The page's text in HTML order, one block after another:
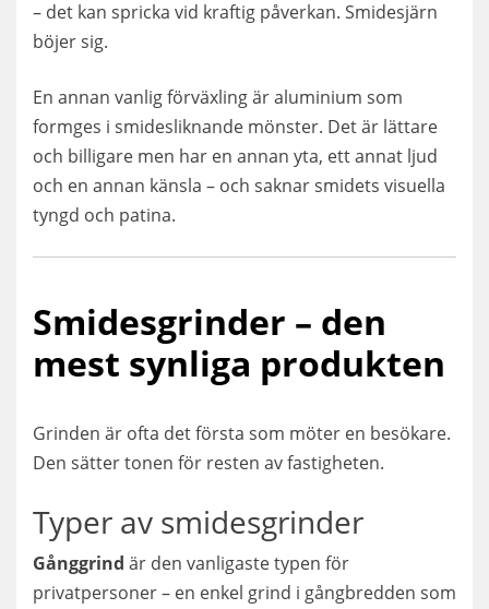
– det kan spricka vid kraftig påverkan. Smidesjärn
böjer sig.
En annan vanlig förväxling är aluminium som
formges i smidesliknande mönster. Det är lättare
och billigare men har en annan yta, ett annat ljud
och en annan känsla – och saknar smidets visuella
tyngd och patina.
Smidesgrinder – den
mest synliga produkten
Grinden är ofta det första som möter en besökare.
Den sätter tonen för resten av fastigheten.
Typer av smidesgrinder
Gånggrind är den vanligaste typen för
privatpersoner – en enkel grind i gångbredden som